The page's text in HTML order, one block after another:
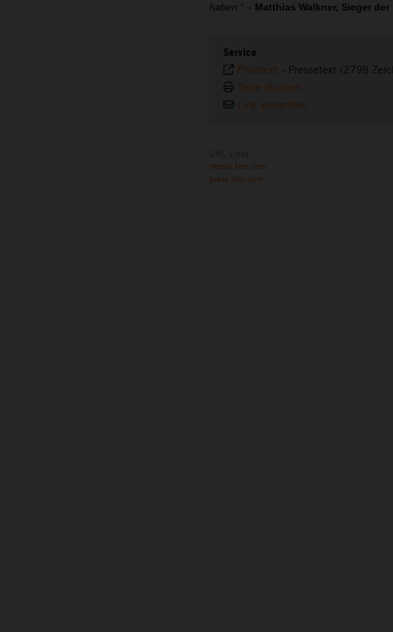
haben.“ – Matthias Walkner, Sieger der
Service
Plaintext - Pressetext (2798
Seite drucken
Link versenden
media.ktm.com
press.ktm.com